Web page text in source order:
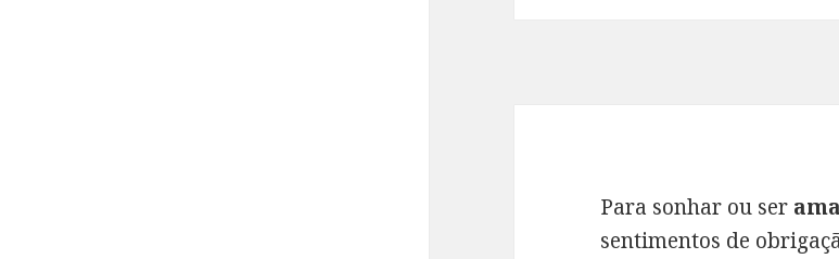
Para sonhar ou ser
sentimentos de